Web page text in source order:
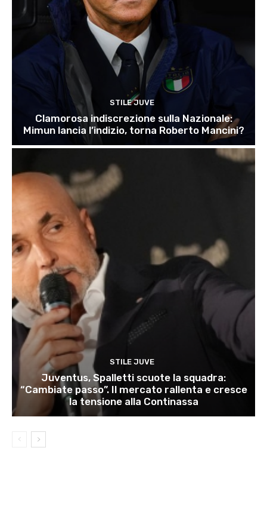
STILE JUVE
Clamorosa indiscrezione sulla Nazionale:
Mimun lancia l’indizio, torna Roberto Mancini?
STILE JUVE
Juventus, Spalletti scuote la squadra:
“Cambiate passo”. Il mercato rallenta e cresce
la tensione alla Continassa